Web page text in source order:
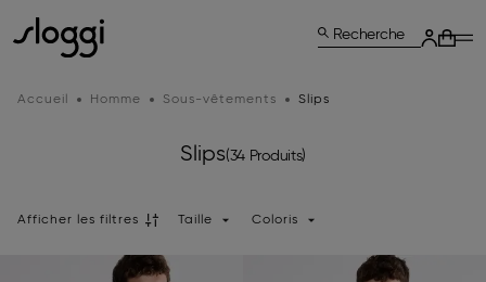
Recherche
Accueil Homme Sous-vêtements Slips
Slips(34 Produits)
Afficher les filtres Taille Coloris